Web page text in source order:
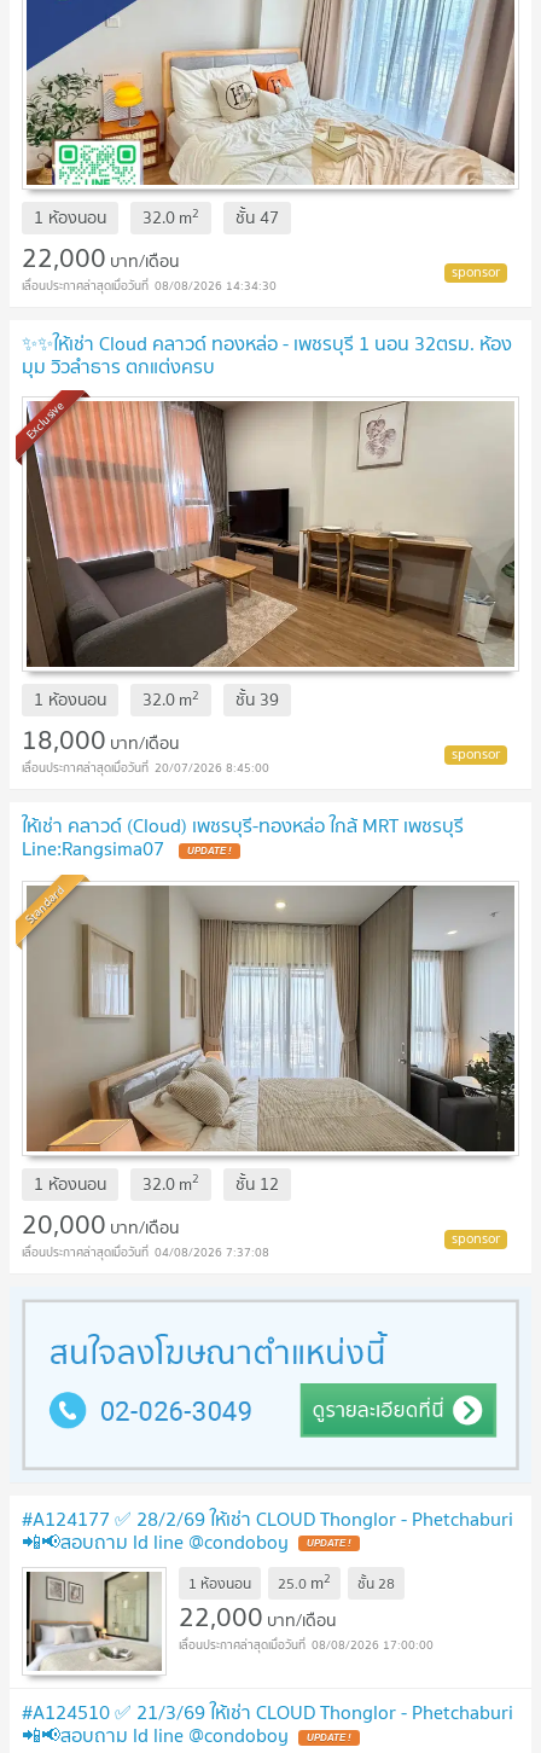
1 ห้องนอน 32.0m2 ชั้น47
22,000 บาท/เดือน
08/08/2026 14:34:30
✨✨ให้เช่า Cloud คลาวด์ ทองหล่อ - เพชรบุรี 1 นอน 32ตรม. ห้อง
มุม วิวลำธาร ตกแต่งครบ
Exclusive
1 ห้องนอน 32.0m2 ชั้น 39
18,000 บาท/เดือน
20/07/2026 8:45:00
ให้เช่า คลาวด์ (Cloud) เพชรบุรี-ทองหล่อ ใกล้ MRT เพชรบุรี
Line:Rangsima07
Standard
1 ห้องนอน 32.0m2 ชั้น 12
20,000 บาท/เดือน
04/08/2026 7:37:08
#A124177 ✅ 28/2/69 ให้เช่า CLOUD Thonglor - Phetchaburi
📲📢สอบถาม ld line @condoboy
1 ห้องนอน 25.0 m2 ชั้น28
22,000 บาท/เดือน
08/08/2026 17:00:00
#A124510 ✅ 21/3/69 ให้เช่า CLOUD Thonglor - Phetchaburi
📲📢สอบถาม ld line @condoboy